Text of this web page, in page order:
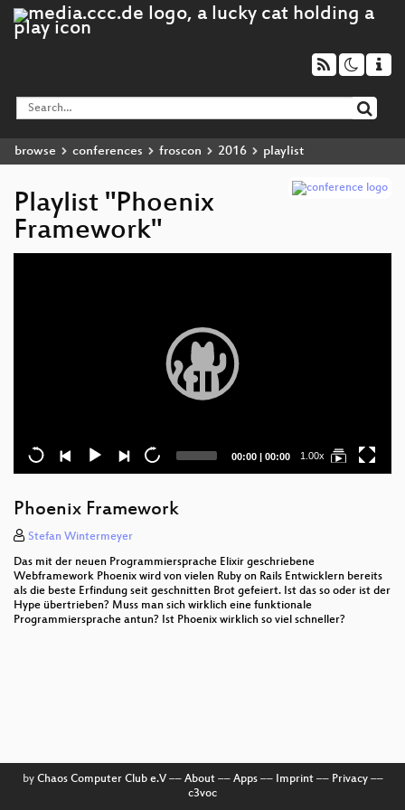
browse conferences froscon 2016 playlist
Playlist "Phoenix
Framework"
Current
00:00 | Total
00:00 1.00x
Phoenix Framework
Stefan Wintermeyer
Das mit der neuen Programmiersprache Elixir geschriebene
Webframework Phoenix wird von vielen Ruby on Rails Entwicklern bereits
als die beste Erfindung seit geschnitten Brot gefeiert. Ist das so oder ist der
Hype übertrieben? Muss man sich wirklich eine funktionale
Programmiersprache antun? Ist Phoenix wirklich so viel schneller?
by Chaos Computer Club e.V–– About–– Apps–– Imprint–– Privacy––
c3voc